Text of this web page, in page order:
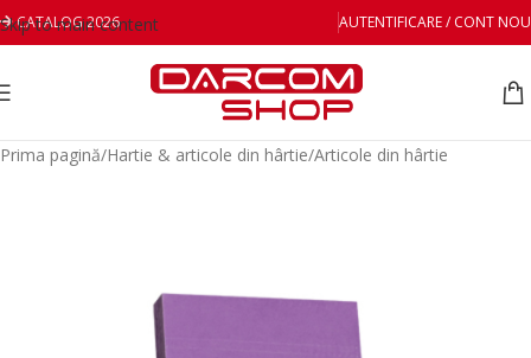
Skip to main content
CATALOG 2026 AUTENTIFICARE / CONT NOU
Prima pagină/Hartie & articole din hârtie/Articole din hârtie